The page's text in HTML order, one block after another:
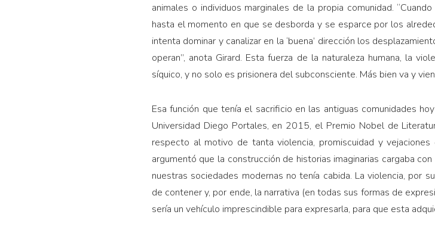
animales o individuos marginales de la propia comunidad.
hasta el momento en que se desborda y se esparce por los
intenta dominar y canalizar en la ‘buena’ dirección los
operan”, anota Girard. Esta fuerza de la naturaleza humana, la
síquico, y no solo es prisionera del subconsciente. Más bien va y
Esa función que tenía el sacrificio en las antiguas comunidades
Universidad Diego Portales, en 2015, el Premio Nobel de
respecto al motivo de tanta violencia, promiscuidad y vejaciones
argumentó que la construcción de historias imaginarias cargaba
nuestras sociedades modernas no tenía cabida. La violencia, por
de contener y, por ende, la narrativa (en todas sus formas de
sería un vehículo imprescindible para expresarla, para que esta